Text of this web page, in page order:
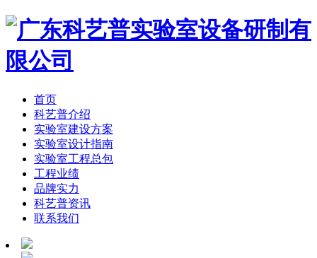
首页
科艺普介绍
实验室建设方案
实验室设计指南
实验室工程总包
工程业绩
品牌实力
科艺普资讯
联系我们